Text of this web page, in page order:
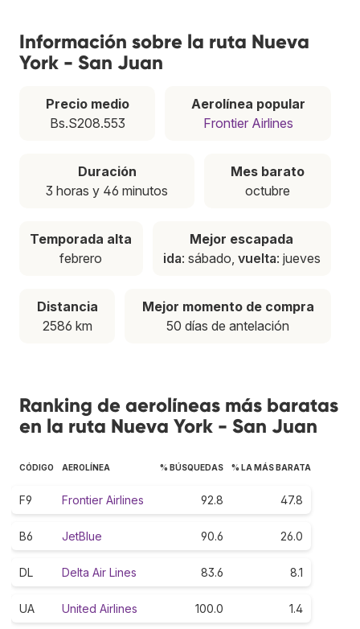
Información sobre la ruta Nueva
York - San Juan
Precio medio
Bs.S208.553
Aerolínea popular
Frontier Airlines
Duración
3 horas y 46 minutos
Mes barato
octubre
Temporada alta
febrero
Mejor escapada
ida: sábado, vuelta: jueves
Distancia
2586 km
Mejor momento de compra
50 días de antelación
Ranking de aerolíneas más baratas
en la ruta Nueva York - San Juan
CÓDIGO AEROLÍNEA % BÚSQUEDAS % LA MÁS BARATA
F9 Frontier Airlines 92.8 47.8
B6 JetBlue 90.6 26.0
DL Delta Air Lines 83.6 8.1
UA United Airlines 100.0 1.4